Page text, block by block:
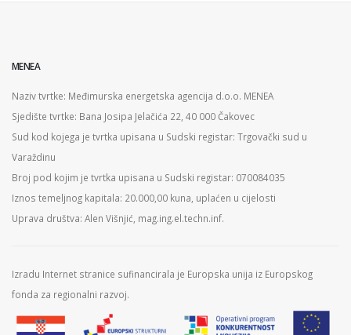
MENEA
Naziv tvrtke: Međimurska energetska agencija d.o.o. MENEA
Sjedište tvrtke: Bana Josipa Jelačića 22, 40 000 Čakovec
Sud kod kojega je tvrtka upisana u Sudski registar: Trgovački sud u
Varaždinu
Broj pod kojim je tvrtka upisana u Sudski registar: 070084035
Iznos temeljnog kapitala: 20.000,00 kuna, uplaćen u cijelosti
Uprava društva: Alen Višnjić, mag.ing.el.techn.inf.
Izradu Internet stranice sufinancirala je Europska unija iz Europskog
fonda za regionalni razvoj.